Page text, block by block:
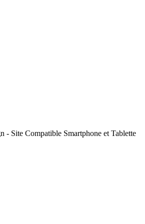
Site Compatible Smartphone et Tablette